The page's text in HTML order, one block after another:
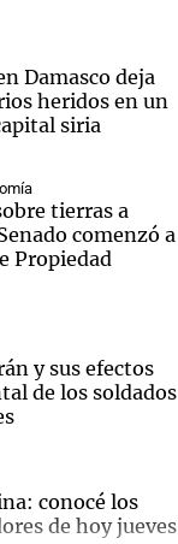
Damasco deja
heridos en un
siria
tierras a
comenzó a
Propiedad
y sus efectos
de los soldados
conocé los
de hoy jueves